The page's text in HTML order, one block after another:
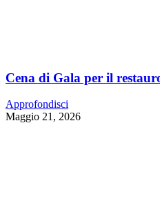
Cena di Gala per il
Approfondisci
Maggio 21, 2026